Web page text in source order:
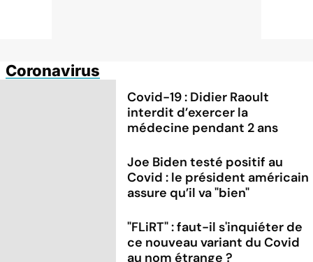
Coronavirus
Covid-19 : Didier Raoult
interdit d’exercer la
médecine pendant 2 ans
Joe Biden testé positif au
Covid : le président américain
assure qu’il va "bien"
"FLiRT" : faut-il s'inquiéter de
ce nouveau variant du Covid
au nom étrange ?